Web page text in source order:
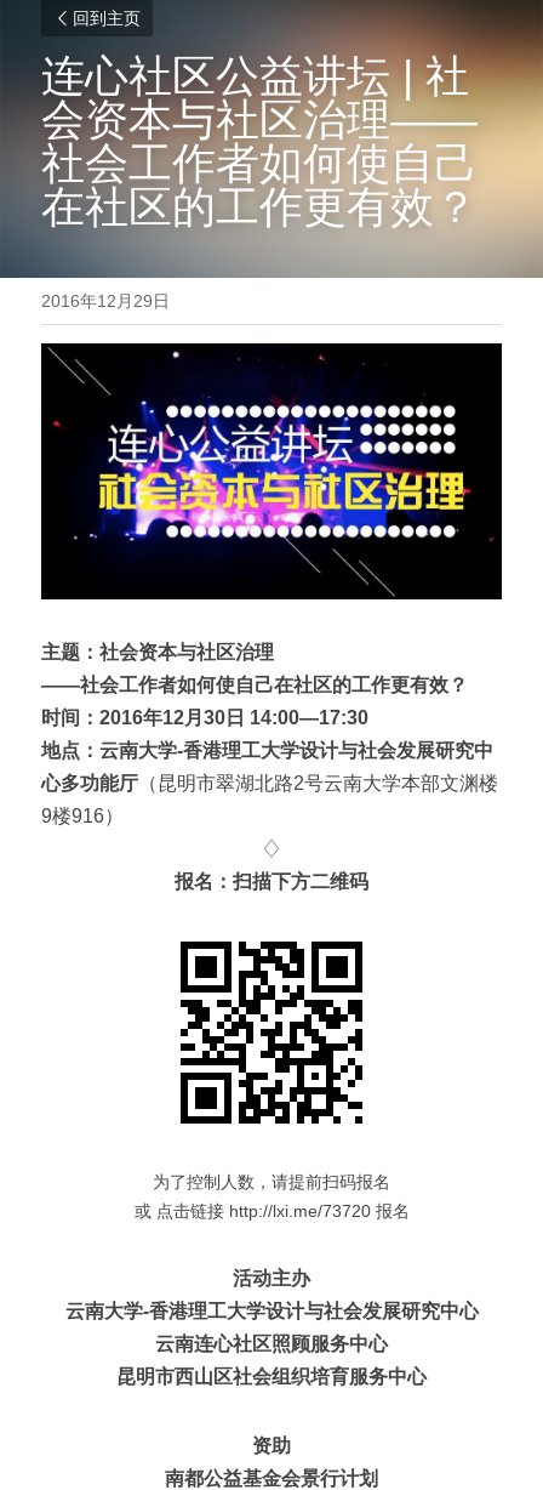
回到主页
连心社区公益讲坛 | 社
会资本与社区治理——
社会工作者如何使自己
在社区的工作更有效？
2016年12月29日
主题：社会资本与社区治理
——社会工作者如何使自己在社区的工作更有效？
时间：2016年12月30日 14:00—17:30
地点：云南大学-香港理工大学设计与社会发展研究中
心多功能厅 （昆明市翠湖北路2号云南大学本部文渊楼
9楼916）
♢
报名：扫描下方二维码
为了控制人数，请提前扫码报名
或 点击链接 http://lxi.me/73720 报名
活动主办
云南大学-香港理工大学设计与社会发展研究中心
云南连心社区照顾服务中心
昆明市西山区社会组织培育服务中心
资助
南都公益基金会景行计划